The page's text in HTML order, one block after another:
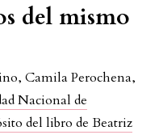
del mismo
Camila Perochena,
Nacional de
del libro de Beatriz